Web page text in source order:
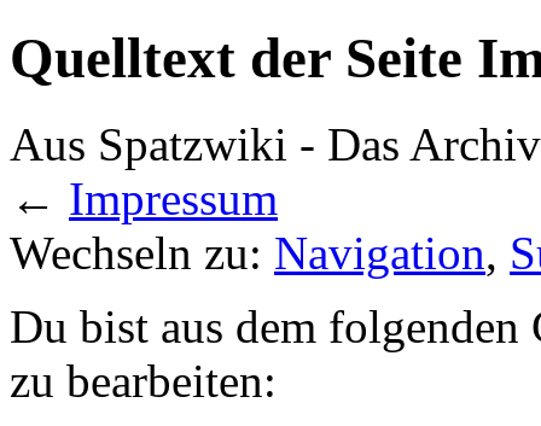
Quelltext der Seite
Aus Spatzwiki - Das
← Impressum
Wechseln zu: Navigation,
Du bist aus dem
zu bearbeiten: